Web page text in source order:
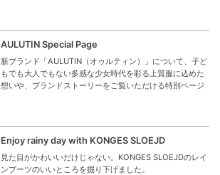
AULUTIN Special Page
新ブランド「AULUTIN（オゥルティン）」について、子ど
もでも大人でもない多感な少女時代を彩る上質服に込めた
想いや、ブランドストーリーをご覧いただける特別ページ
Enjoy rainy day with KONGES SLOEJD
見た目がかわいいだけじゃない。KONGES SLOEJDのレイ
ンブーツのいいところを掘り下げました。